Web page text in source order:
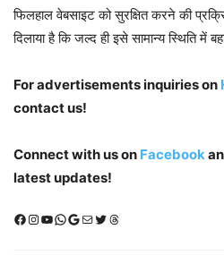
फिलहाल वेबसाइट को सुरक्षित करने की
दिलाया है कि जल्द ही इसे सामान्य स्थिति में
For advertisements inquiries on
contact us!
Connect with us on Facebook
latest updates!
Facebook
Instagram
YouTube
WhatsApp
Google
MailX (Twitter)
Threads